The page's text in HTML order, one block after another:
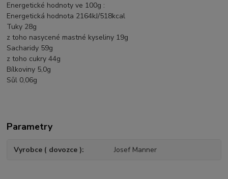
Energetické hodnoty ve 100g :
Energetická hodnota 2164kJ/518kcal
Tuky 28g
z toho nasycené mastné kyseliny 19g
Sacharidy 59g
z toho cukry 44g
Bílkoviny 5,0g
Sůl 0,06g
Parametry
Vyrobce ( dovozce ) Josef Manner